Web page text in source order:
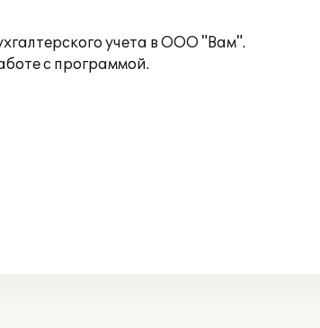
учета в ООО "Вам".
с программой.